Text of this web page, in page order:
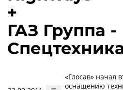
+
ГАЗ Группа -
«Глосав» начал
оснащению